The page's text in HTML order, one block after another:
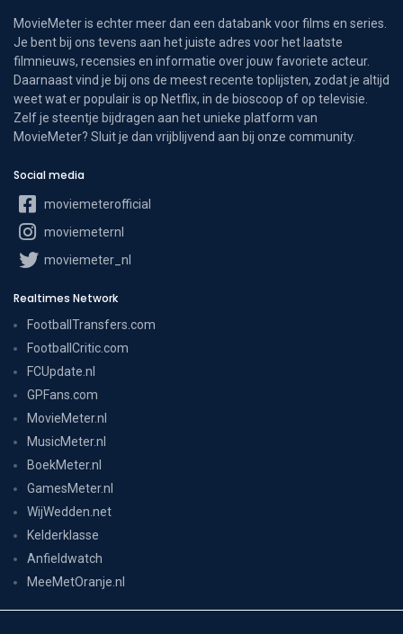
MovieMeter is echter meer dan een databank voor films en series.
Je bent bij ons tevens aan het juiste adres voor het laatste
filmnieuws, recensies en informatie over jouw favoriete acteur.
Daarnaast vind je bij ons de meest recente toplijsten, zodat je altijd
weet wat er populair is op Netflix, in de bioscoop of op televisie.
Zelf je steentje bijdragen aan het unieke platform van
MovieMeter? Sluit je dan vrijblijvend aan bij onze community.
Social media
moviemeterofficial
moviemeternl
moviemeter_nl
Realtimes Network
FootballTransfers.com
FootballCritic.com
FCUpdate.nl
GPFans.com
MovieMeter.nl
MusicMeter.nl
BoekMeter.nl
GamesMeter.nl
WijWedden.net
Kelderklasse
Anfieldwatch
MeeMetOranje.nl